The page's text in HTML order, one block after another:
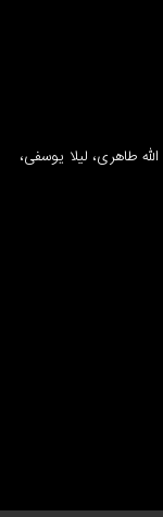
طاهری، لیلا یوسفی،